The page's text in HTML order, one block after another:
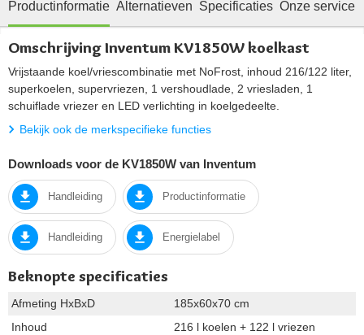
Productinformatie Alternatieven Specificaties Onze service
Omschrijving Inventum KV1850W koelkast
Vrijstaande koel/vriescombinatie met NoFrost, inhoud 216/122 liter,
superkoelen, supervriezen, 1 vershoudlade, 2 vriesladen, 1
schuiflade vriezer en LED verlichting in koelgedeelte.
Bekijk ook de merkspecifieke functies
Downloads voor de KV1850W van Inventum
Handleiding Productinformatie
Handleiding Energielabel
Beknopte specificaties
Afmeting HxBxD
185x60x70 cm
Inhoud
216 l koelen + 122 l vriezen